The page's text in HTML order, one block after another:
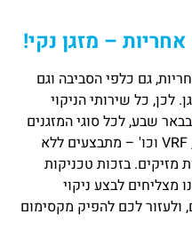
– מזגן נקי!
גם כלפי הסביבה וגם
כל שירותי הניקוי
בבאר שבע, לכל סוגי המזגנים
– עילי, רצפתי, תקרה, מיני מרכזי, VRF וכו' – מתבצעים ללא
מזיקים. בזכות טכניקות
מצליחים לבצע ניקוי
ולעזור לכם להפיק מקסימום